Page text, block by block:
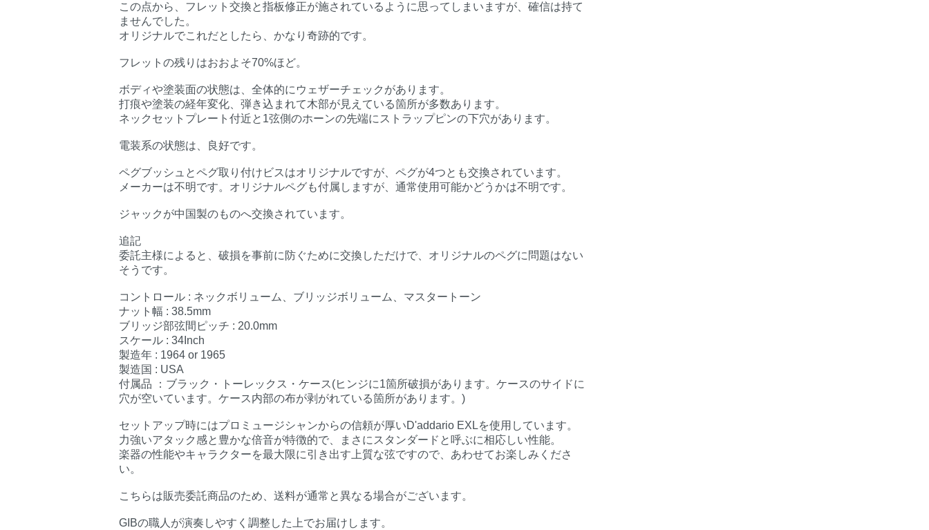
この点から、フレット交換と指板修正が施されているように思ってしまいますが、確信は持て
ませんでした。
オリジナルでこれだとしたら、かなり奇跡的です。
フレットの残りはおおよそ70%ほど。
ボディや塗装面の状態は、全体的にウェザーチェックがあります。
打痕や塗装の経年変化、弾き込まれて木部が見えている箇所が多数あります。
ネックセットプレート付近と1弦側のホーンの先端にストラップピンの下穴があります。
電装系の状態は、良好です。
ペグブッシュとペグ取り付けビスはオリジナルですが、ペグが4つとも交換されています。
メーカーは不明です。オリジナルペグも付属しますが、通常使用可能かどうかは不明です。
ジャックが中国製のものへ交換されています。
追記
委託主様によると、破損を事前に防ぐために交換しただけで、オリジナルのペグに問題はない
そうです。
コントロール : ネックボリューム、ブリッジボリューム、マスタートーン
ナット幅 : 38.5mm
ブリッジ部弦間ピッチ : 20.0mm
スケール : 34Inch
製造年 : 1964 or 1965
製造国 : USA
付属品 ：ブラック・トーレックス・ケース(ヒンジに1箇所破損があります。ケースのサイドに
穴が空いています。ケース内部の布が剥がれている箇所があります。)
セットアップ時にはプロミュージシャンからの信頼が厚いD'addario EXLを使用しています。
力強いアタック感と豊かな倍音が特徴的で、まさにスタンダードと呼ぶに相応しい性能。
楽器の性能やキャラクターを最大限に引き出す上質な弦ですので、あわせてお楽しみくださ
い。
こちらは販売委託商品のため、送料が通常と異なる場合がございます。
GIBの職人が演奏しやすく調整した上でお届けします。